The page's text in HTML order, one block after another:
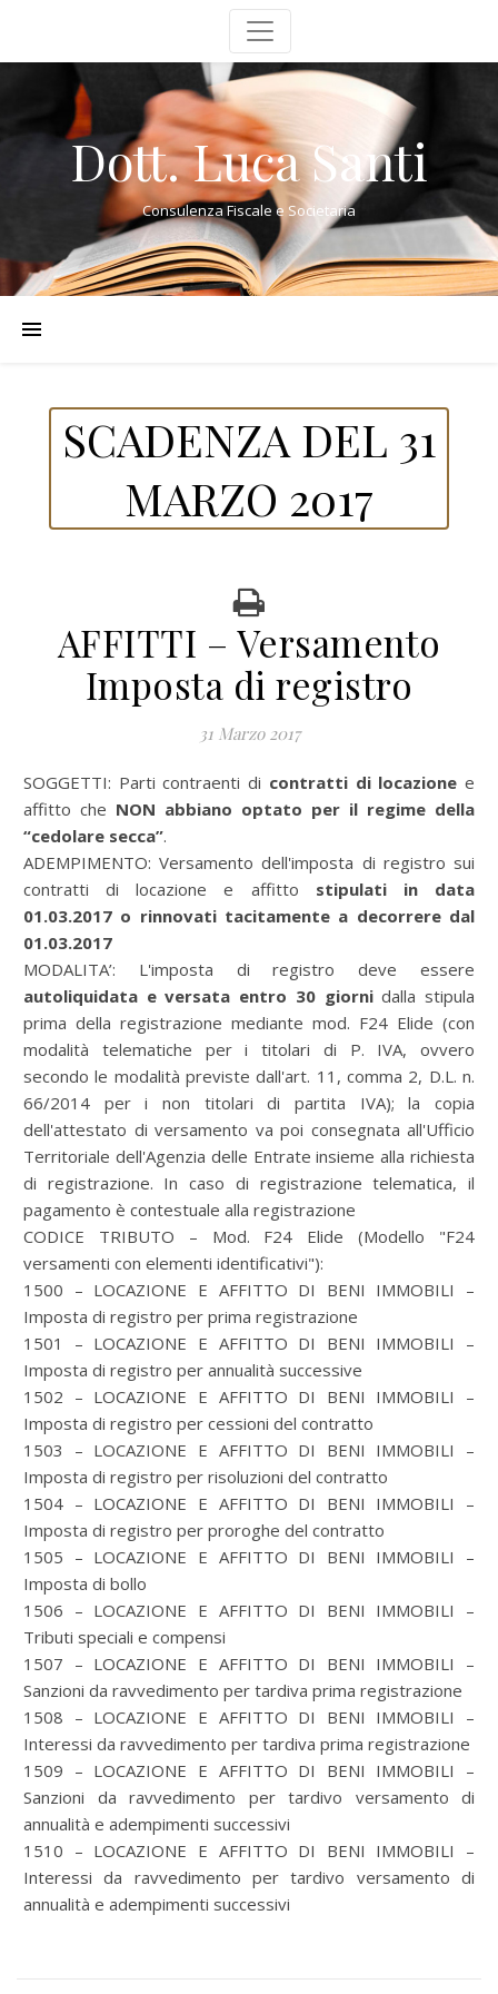
Dott. Luca Santi
Consulenza Fiscale e Societaria
SCADENZA DEL 31
MARZO 2017
AFFITTI – Versamento
Imposta di registro
31 Marzo 2017
SOGGETTI: Parti contraenti di contratti di locazione e
affitto che NON abbiano optato per il regime della
“cedolare secca”.
ADEMPIMENTO: Versamento dell'imposta di registro sui
contratti di locazione e affitto stipulati in data
01.03.2017 o rinnovati tacitamente a decorrere dal
01.03.2017
MODALITA’: L'imposta di registro deve essere
autoliquidata e versata entro 30 giornidalla stipula
prima della registrazione mediante mod. F24 Elide (con
modalità telematiche per i titolari di P. IVA, ovvero
secondo le modalità previste dall'art. 11, comma 2, D.L. n.
66/2014 per i non titolari di partita IVA); la copia
dell'attestato di versamento va poi consegnata all'Ufficio
Territoriale dell'Agenzia delle Entrate insieme alla richiesta
di registrazione. In caso di registrazione telematica, il
pagamento è contestuale alla registrazione
CODICE TRIBUTO – Mod. F24 Elide (Modello "F24
versamenti con elementi identificativi"):
1500 – LOCAZIONE E AFFITTO DI BENI IMMOBILI –
Imposta di registro per prima registrazione
1501 – LOCAZIONE E AFFITTO DI BENI IMMOBILI –
Imposta di registro per annualità successive
1502 – LOCAZIONE E AFFITTO DI BENI IMMOBILI –
Imposta di registro per cessioni del contratto
1503 – LOCAZIONE E AFFITTO DI BENI IMMOBILI –
Imposta di registro per risoluzioni del contratto
1504 – LOCAZIONE E AFFITTO DI BENI IMMOBILI –
Imposta di registro per proroghe del contratto
1505 – LOCAZIONE E AFFITTO DI BENI IMMOBILI –
Imposta di bollo
1506 – LOCAZIONE E AFFITTO DI BENI IMMOBILI –
Tributi speciali e compensi
1507 – LOCAZIONE E AFFITTO DI BENI IMMOBILI –
Sanzioni da ravvedimento per tardiva prima registrazione
1508 – LOCAZIONE E AFFITTO DI BENI IMMOBILI –
Interessi da ravvedimento per tardiva prima registrazione
1509 – LOCAZIONE E AFFITTO DI BENI IMMOBILI –
Sanzioni da ravvedimento per tardivo versamento di
annualità e adempimenti successivi
1510 – LOCAZIONE E AFFITTO DI BENI IMMOBILI –
Interessi da ravvedimento per tardivo versamento di
annualità e adempimenti successivi